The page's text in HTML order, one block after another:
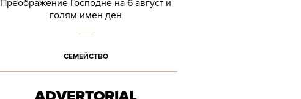
Преображение Господне на 6 август и
голям имен ден
СЕМЕЙСТВО